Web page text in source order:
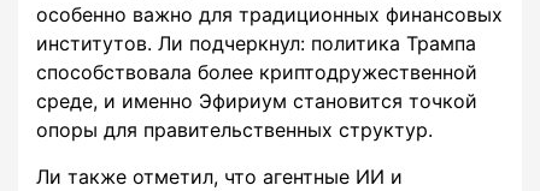
особенно важно для традиционных финансовых
институтов. Ли подчеркнул: политика Трампа
способствовала более криптодружественной
среде, и именно Эфириум становится точкой
опоры для правительственных структур.
Ли также отметил, что агентные ИИ и